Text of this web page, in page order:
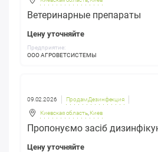
Ветеринарные препараты
Цену уточняйте
Предприятие:
ООО АГРОВЕТСИСТЕМЫ
09.02.2026 Продам Дезинфекция
Киевская область, Киев
Пропонуємо засіб
Цену уточняйте